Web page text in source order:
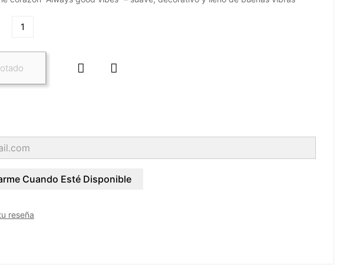
 
Cuando Esté Disponible
reseña